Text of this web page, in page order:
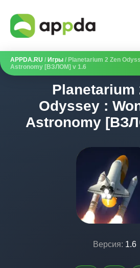
APPDA.RU / Игры / Planetarium 2 Zen
Astronomy [ВЗЛОМ] v 1.6
Planetarium
Odyssey :
Astronomy
Версия: 1.6